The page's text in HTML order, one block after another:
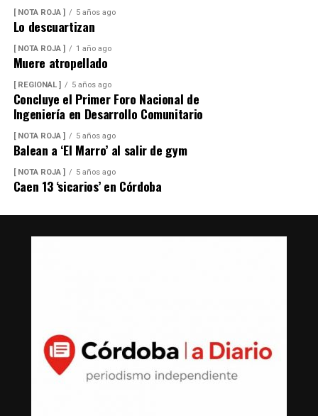
[ NOTA ROJA ] 5 años ago
Lo descuartizan
[ NOTA ROJA ] 1 año ago
Muere atropellado
[ REGIONAL ] 5 años ago
Concluye el Primer Foro Nacional de
Ingeniería en Desarrollo Comunitario
[ NOTA ROJA ] 5 años ago
Balean a ‘El Marro’ al salir de gym
[ NOTA ROJA ] 5 años ago
Caen 13 ‘sicarios’ en Córdoba